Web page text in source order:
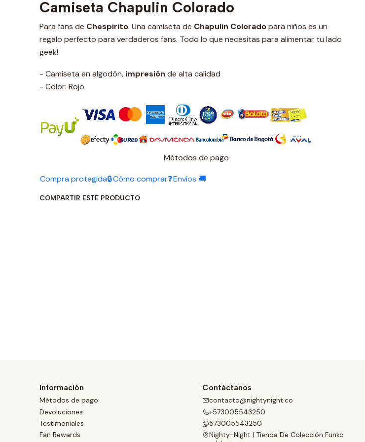
Camiseta Chapulin Colorado
Para fans de Chespirito. Una camiseta de Chapulin Coloradopara niños es un
regalo perfecto para verdaderos fans. Todo lo que necesitas para alimentar tu lado
geek!
- Camiseta en algodón, impresión de alta calidad
- Color: Rojo
Métodos de pago
Compra protegida🔒Cómo comprar❓Envíos 🚚
COMPARTIR ESTE PRODUCTO
Información
Métodos de pago
Devoluciones
Testimoniales
Fan Rewards
Contáctanos
contacto@nightynight.co
+573005543250
573005543250
Nighty-Night | Tienda De Colección Funko